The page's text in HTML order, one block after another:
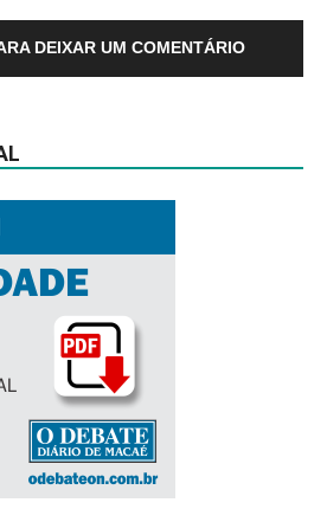
DEIXAR UM COMENTÁRIO